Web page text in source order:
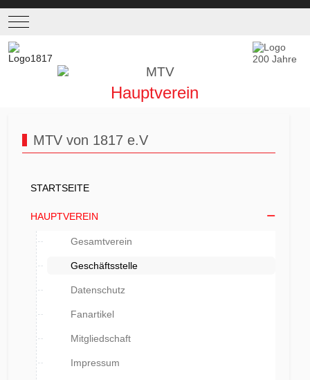
Mobile Menu Toggle
Hauptverein
MTV von 1817 e.V
STARTSEITE
HAUPTVEREIN
Gesamtverein
Geschäftsstelle
Datenschutz
Fanartikel
Mitgliedschaft
Impressum